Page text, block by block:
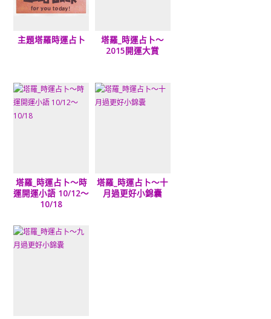
主題塔羅時運占卜
塔羅_時運占卜～
2015開運大賞
塔羅_時運占卜～時
運開運小語 10/12～
10/18
塔羅_時運占卜～十
月過更好小錦囊